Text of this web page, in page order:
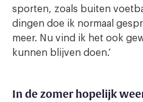
sporten, zoals buiten
dingen doe ik normaal
meer. Nu vind ik het ook
kunnen blijven doen.’
In de zomer hopelijk